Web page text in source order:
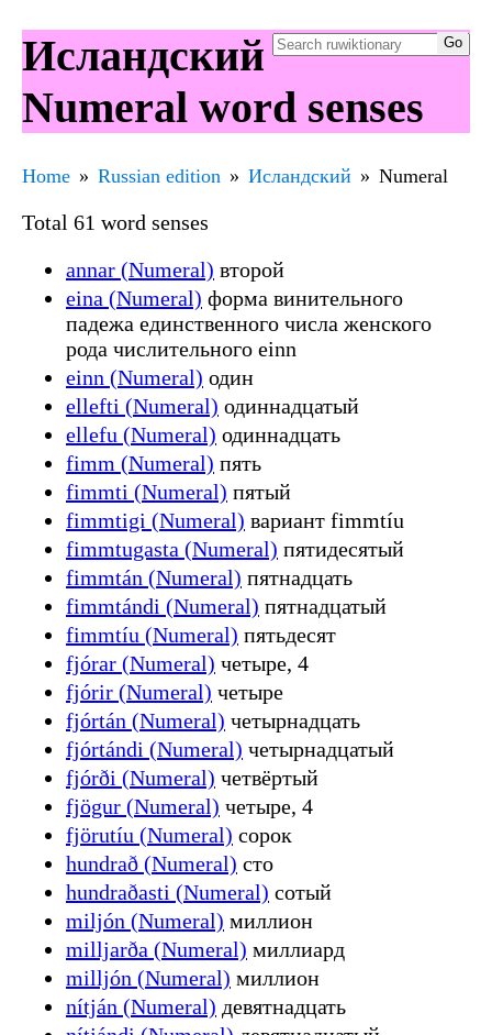
Исландский
Numeral word senses
Home Russian edition Исландский Numeral
Total 61 word senses
annar (Numeral) второй
eina (Numeral) форма винительного
падежа единственного числа женского
рода числительного einn
einn (Numeral) один
ellefti (Numeral) одиннадцатый
ellefu (Numeral) одиннадцать
fimm (Numeral) пять
fimmti (Numeral) пятый
fimmtigi (Numeral) вариант fimmtíu
fimmtugasta (Numeral) пятидесятый
fimmtán (Numeral) пятнадцать
fimmtándi (Numeral) пятнадцатый
fimmtíu (Numeral) пятьдесят
fjórar (Numeral) четыре, 4
fjórir (Numeral) четыре
fjórtán (Numeral) четырнадцать
fjórtándi (Numeral) четырнадцатый
fjórði (Numeral) четвёртый
fjögur (Numeral) четыре, 4
fjörutíu (Numeral) сорок
hundrað (Numeral) сто
hundraðasti (Numeral) сотый
miljón (Numeral) миллион
milljarða (Numeral) миллиард
milljón (Numeral) миллион
nítján (Numeral) девятнадцать